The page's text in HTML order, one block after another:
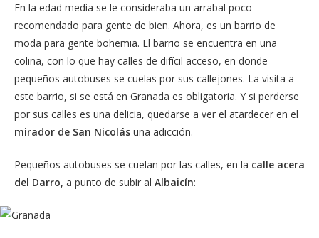
En la edad media se le consideraba un arrabal poco
recomendado para gente de bien. Ahora, es un barrio de
moda para gente bohemia. El barrio se encuentra en una
colina, con lo que hay calles de difícil acceso, en donde
pequeños autobuses se cuelas por sus callejones. La visita a
este barrio, si se está en Granada es obligatoria. Y si perderse
por sus calles es una delicia, quedarse a ver el atardecer en el
mirador de San Nicolás una adicción.
Pequeños autobuses se cuelan por las calles, en la calle acera
del Darro, a punto de subir al Albaicín: